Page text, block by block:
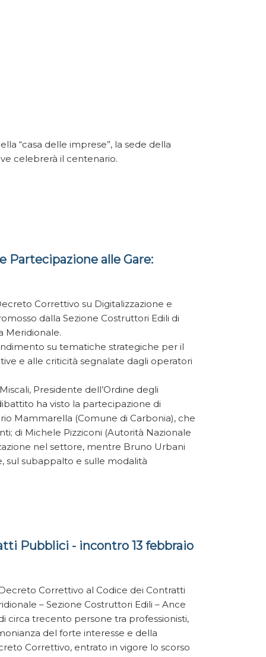
“casa delle imprese”, la sede della
celebrerà il centenario.
Partecipazione alle Gare:
Correttivo su Digitalizzazione e
dalla Sezione Costruttori Edili di
Meridionale.
su tematiche strategiche per il
e alle criticità segnalate dagli operatori
Presidente dell’Ordine degli
ha visto la partecipazione di
Mammarella (Comune di Carbonia), che
di Michele Pizziconi (Autorità Nazionale
nel settore, mentre Bruno Urbani
sul subappalto e sulle modalità
Pubblici - incontro 13 febbraio
Correttivo al Codice dei Contratti
– Sezione Costruttori Edili – Ance
circa trecento persone tra professionisti,
del forte interesse e della
Correttivo, entrato in vigore lo scorso